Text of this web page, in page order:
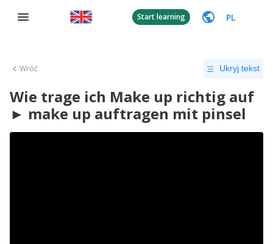
Start learning PL
Wróć Ukryj tekst
Wie trage ich Make up richtig auf
► make up auftragen mit pinsel